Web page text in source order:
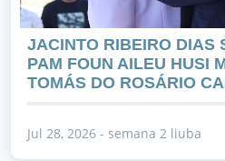
JACINTO RIBEIRO DIAS
PAM FOUN AILEU HUSI
TOMÁS DO ROSÁRIO
Jul 28, 2026 - semana 2 liuba